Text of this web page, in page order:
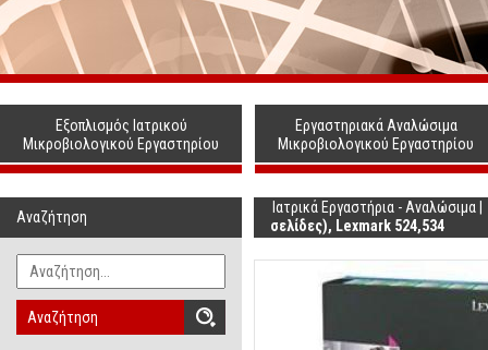
Εξοπλισμός Ιατρικού
Μικροβιολογικού Εργαστηρίου
Εργαστηριακά Αναλώσιμα
Μικροβιολογικού Εργαστηρίου
Ιατρικά Εργαστήρια - Αναλώσιμα
σελίδες), Lexmark 524,534
Αναζήτηση
Αναζήτηση